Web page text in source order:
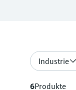
Industrie
6Produkte